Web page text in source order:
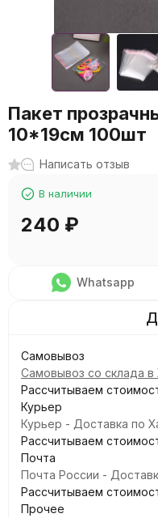
Пакет
10*19см 100шт
Написать отзыв
В наличии
240 ₽
Whatsapp
Самовывоз
Самовывоз со склада в
Рассчитываем
Курьер
Курьер - Доставка по
Рассчитываем
Почта
Почта России -
Рассчитываем
Прочее